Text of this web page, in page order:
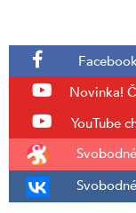
Novinka!
YouTube